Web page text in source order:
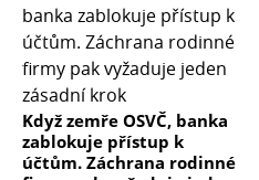
Když zemře OSVČ, banka
zablokuje přístup k
účtům. Záchrana rodinné